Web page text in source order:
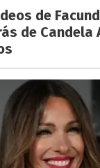
de
de Candela